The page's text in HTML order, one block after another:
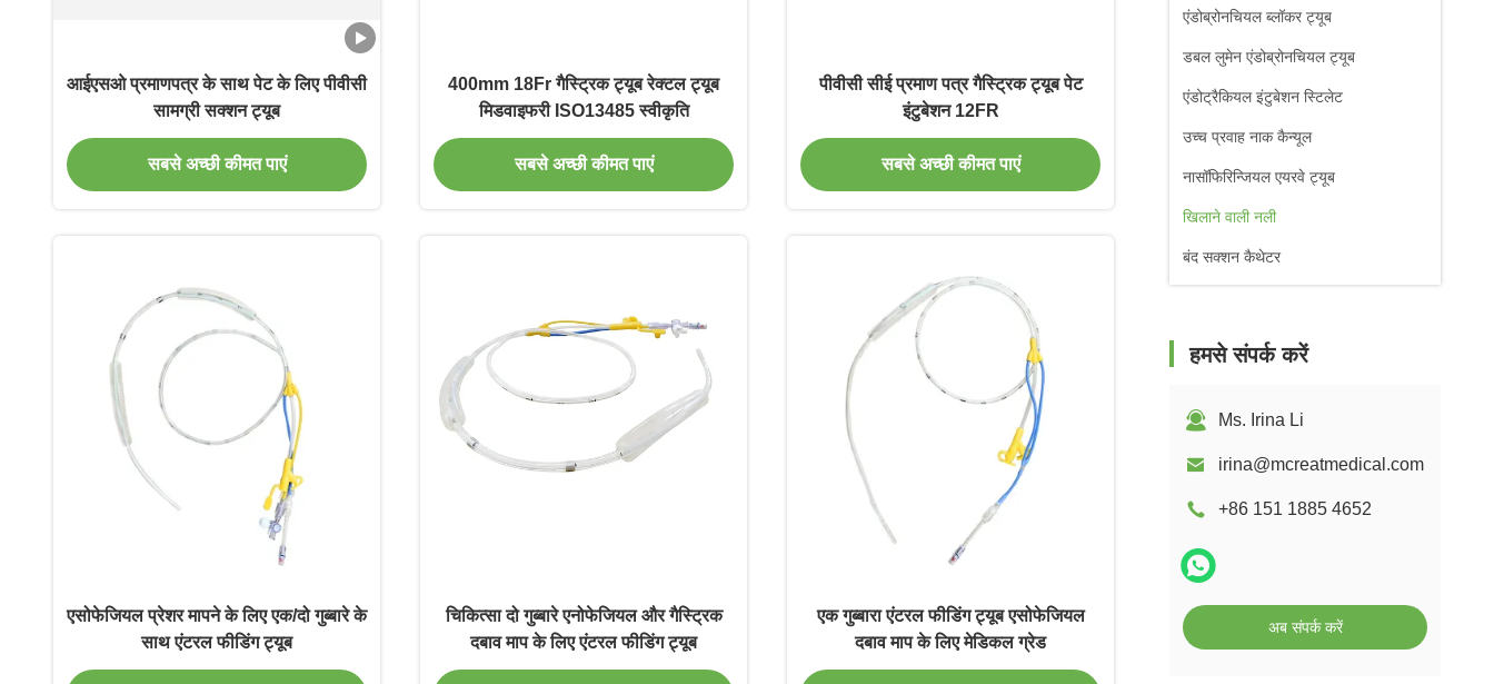
एंडोब्रोनचियल ब्लॉकर ट्यूब
डबल लुमेन एंडोब्रोनचियल ट्यूब
एंडोट्रैकियल इंटुबेशन स्टिलेट
उच्च प्रवाह नाक कैन्यूल
नासॉफिरिन्जियल एयरवे ट्यूब
खिलाने वाली नली
बंद सक्शन कैथेटर
हमसे संपर्क करें
Ms. Irina Li
irina@mcreatmedical.com
+86 151 1885 4652
अब संपर्क करें
आईएसओ प्रमाणपत्र के साथ पेट के लिए पीवीसी
सामग्री सक्शन ट्यूब
सबसे अच्छी कीमत पाएं
400mm 18Fr गैस्ट्रिक ट्यूब रेक्टल ट्यूब
मिडवाइफरी ISO13485 स्वीकृति
सबसे अच्छी कीमत पाएं
पीवीसी सीई प्रमाण पत्र गैस्ट्रिक ट्यूब पेट
इंटुबेशन 12FR
सबसे अच्छी कीमत पाएं
एसोफेजियल प्रेशर मापने के लिए एक/दो गुब्बारे के
साथ एंटरल फीडिंग ट्यूब
चिकित्सा दो गुब्बारे एनोफेजियल और गैस्ट्रिक
दबाव माप के लिए एंटरल फीडिंग ट्यूब
एक गुब्बारा एंटरल फीडिंग ट्यूब एसोफेजियल
दबाव माप के लिए मेडिकल ग्रेड